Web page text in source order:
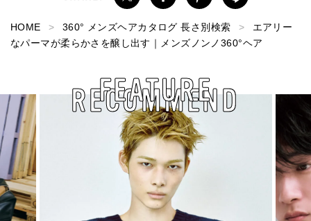
HOME 360° メンズヘアカタログ 長さ別検索
エアリー
なパーマが柔らかさを醸し出す｜メンズノンノ360°ヘア
RECOMMEND
FEATURE